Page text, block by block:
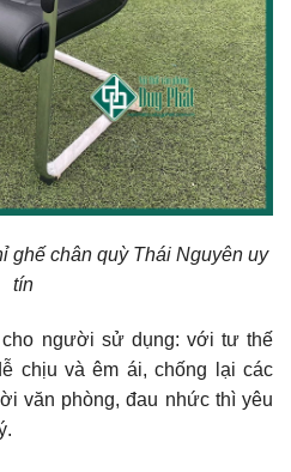
ghế chân quỳ Thái Nguyên uy
tín
người sử dụng: với tư thế
chịu và êm ái, chống lại các
văn phòng, đau nhức thì yêu